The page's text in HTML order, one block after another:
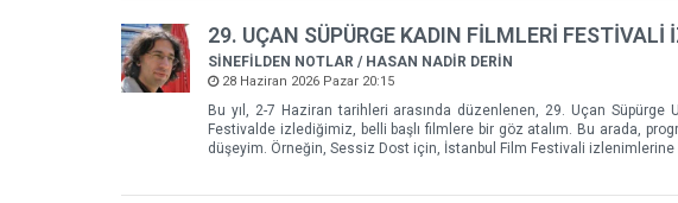
29. UÇAN SÜPÜRGE KADIN FİLMLERİ FESTİVALİ
SİNEFİLDEN NOTLAR / HASAN NADİR DERİN
28 Haziran 2026 Pazar 20:15
Bu yıl, 2-7 Haziran tarihleri arasında düzenlenen, 29. Uçan Süpürge
Festivalde izlediğimiz, belli başlı filmlere bir göz atalım. Bu arada,
düşeyim. Örneğin, Sessiz Dost için, İstanbul Film Festivali izlenimlerine